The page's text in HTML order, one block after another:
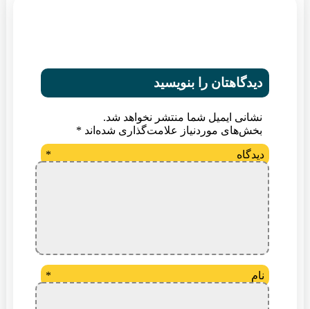
دیدگاهتان را بنویسید
نشانی ایمیل شما منتشر نخواهد شد.
بخش‌های موردنیاز علامت‌گذاری شده‌اند *
دیدگاه *
نام *